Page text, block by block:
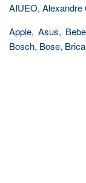
AIUEO, Alexandre
Apple, Asus,
Bosch, Bose,